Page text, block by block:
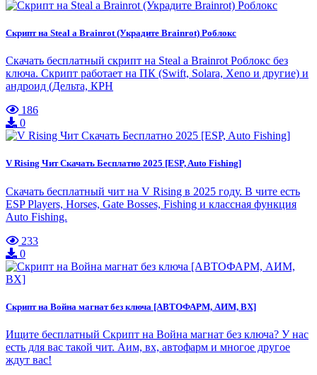
Скрипт на Steal a Brainrot (Украдите Brainrot) Роблокс
Скачать бесплатный скрипт на Steal a Brainrot Роблокс без
ключа. Скрипт работает на ПК (Swift, Solara, Xeno и другие) и
андроид (Дельта, КРН
186
0
V Rising Чит Скачать Бесплатно 2025 [ESP, Auto Fishing]
Скачать бесплатный чит на V Rising в 2025 году. В чите есть
ESP Players, Horses, Gate Bosses, Fishing и классная функция
Auto Fishing.
233
0
Скрипт на Война магнат без ключа [АВТОФАРМ, АИМ, ВХ]
Ищите бесплатный Скрипт на Война магнат без ключа? У нас
есть для вас такой чит. Аим, вх, автофарм и многое другое
ждут вас!